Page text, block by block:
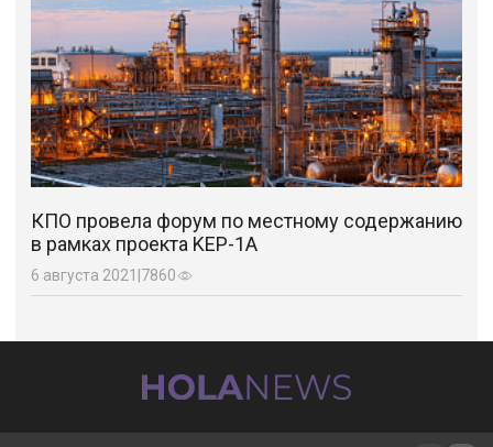
КПО провела форум по местному содержанию
в рамках проекта KEP-1A
6 августа 2021 7860